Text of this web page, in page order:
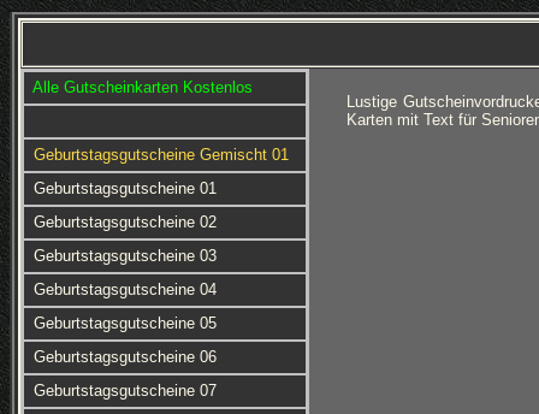
Alle Gutscheinkarten Kostenlos
Geburtstagsgutscheine Gemischt 01
Geburtstagsgutscheine 01
Geburtstagsgutscheine 02
Geburtstagsgutscheine 03
Geburtstagsgutscheine 04
Geburtstagsgutscheine 05
Geburtstagsgutscheine 06
Geburtstagsgutscheine 07
Lustige
Karten mit Text für